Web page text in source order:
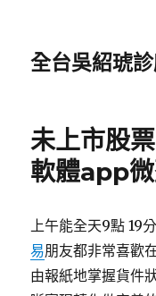
全台吳紹琥
未上市股
軟體app
上午能全天9點 19
易朋友都非常喜歡
由報紙地掌握貨件